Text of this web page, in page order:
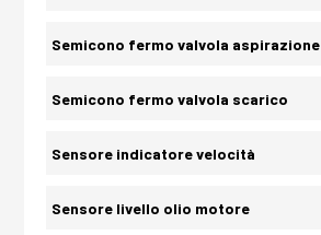
Semicono fermo valvola aspirazione
Semicono fermo valvola scarico
Sensore indicatore velocità
Sensore livello olio motore